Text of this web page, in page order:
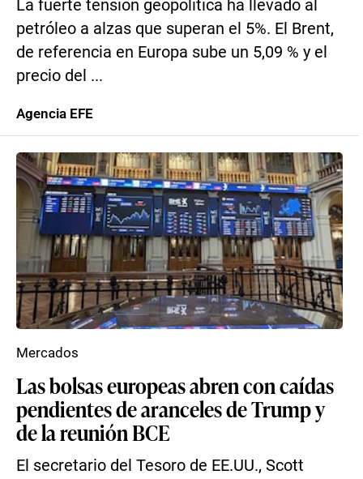
La fuerte tensión geopolítica ha llevado al
petróleo a alzas que superan el 5%. El Brent,
de referencia en Europa sube un 5,09 % y el
precio del ...
Agencia EFE
Las bolsas europeas abren con caídas
pendientes de aranceles de Trump y
de la reunión BCE
El secretario del Tesoro de EE.UU., Scott
Mercados